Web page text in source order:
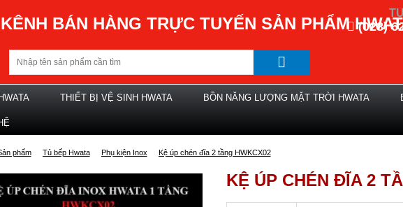
KÊNH BÁN HÀNG TRỰC TUYẾN SẢN PHẨM (028)
THIẾT BỊ VỆ SINH HWATA BỒN NĂNG LƯỢNG MẶT TRỜI HWATA
phẩm Tủ bếp Hwata Phụ kiện Inox Kệ úp chén đĩa 2 tầng HWKCX02
KỆ ÚP CHÉN ĐĨA 2